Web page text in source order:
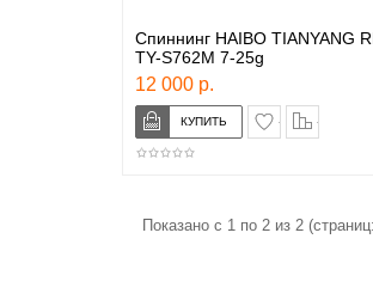
Спиннинг HAIBO TIANYANG
TY-S762M 7-25g
12 000 р.
в закладки
Показано с 1 по 2 из 2